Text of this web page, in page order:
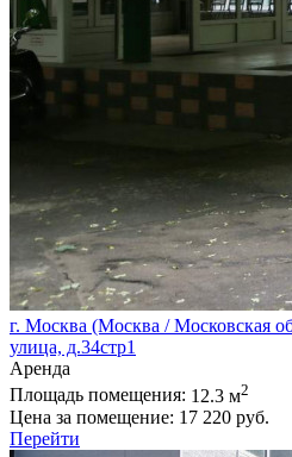
г. Москва (Москва / Московская
улица, д.34стр1
Аренда
Площадь помещения: 12.3 м2
Цена за помещение: 17 220 руб.
Перейти